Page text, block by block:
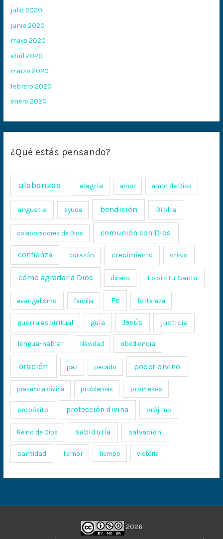
julio 2020
junio 2020
mayo 2020
abril 2020
marzo 2020
febrero 2020
enero 2020
¿Qué estás pensando?
alabanzas alegría amor amor de Dios
angustia ayuda bendición Biblia
colaboradores de Dios comunión con Dios
confianza corazón crecimiento crisis
cómo agradar a Dios dinero Espíritu Santo
evangelismo familia Fe fortaleza
guerra espiritual guía Jesús justicia
lengua-hablar Navidad obediencia
oración paz pecado poder divino
presencia divina problemas promesas
propósito protección divina prójimo
Reino de Dios sabiduría salvación
santidad temor tiempo victoria
2026